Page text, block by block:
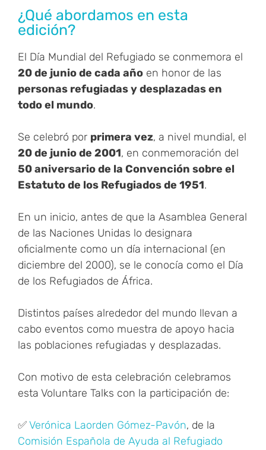
¿Qué abordamos en esta
edición?
El Día Mundial del Refugiado se conmemora el
20 de junio de cada año en honor de las
personas refugiadas y desplazadas en
todo el mundo.
Se celebró por primera vez, a nivel mundial, el
20 de junio de 2001, en conmemoración del
50 aniversario de la Convención sobre el
Estatuto de los Refugiados de 1951.
En un inicio, antes de que la Asamblea General
de las Naciones Unidas lo designara
oficialmente como un día internacional (en
diciembre del 2000), se le conocía como el Día
de los Refugiados de África.
Distintos países alrededor del mundo llevan a
cabo eventos como muestra de apoyo hacia
las poblaciones refugiadas y desplazadas.
Con motivo de esta celebración celebramos
esta Voluntare Talks con la participación de:
✅Verónica Laorden Gómez-Pavón, de la
Comisión Española de Ayuda al Refugiado